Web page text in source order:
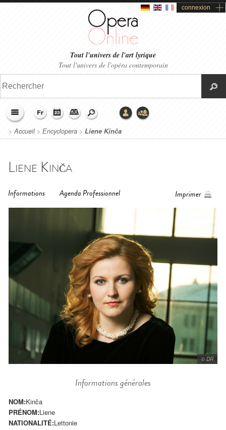
connexion
Tout l'univers de l'art lyrique
Tout l'univers de l'opéra contemporain
>Accueil> Encyclopera > Liene Kinča
Liene Kinča
Informations Agenda Professionnel Imprimer
© DR
Informations générales
NOM:Kinča
PRÉNOM:Liene
NATIONALITÉ:Lettonie